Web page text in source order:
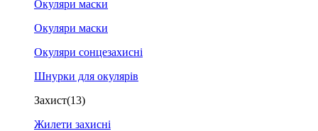
Окуляри маски
Окуляри маски
Окуляри сонцезахисні
Шнурки для окулярів
Захист(13)
Жилети захисні